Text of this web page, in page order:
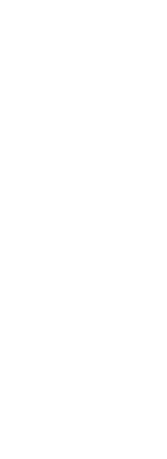
Copyright ⓒ